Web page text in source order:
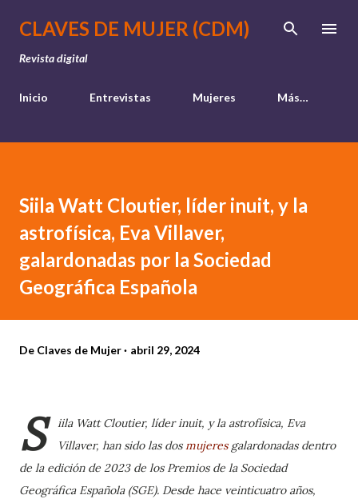
Ir al contenido principal
CLAVES DE MUJER (CDM)
Revista digital
Inicio Entrevistas Mujeres Más…
Siila Watt Cloutier, líder inuit, y la
astrofísica, Eva Villaver,
galardonadas por la Sociedad
Geográfica Española
De Claves de Mujer abril 29, 2024
S
iila Watt Cloutier, líder inuit, y la astrofísica, Eva
Villaver, han sido las dosmujeresgalardonadas dentro
de la edición de 2023 de los Premios de la Sociedad
Geográfica Española (SGE). Desde hace veinticuatro años,